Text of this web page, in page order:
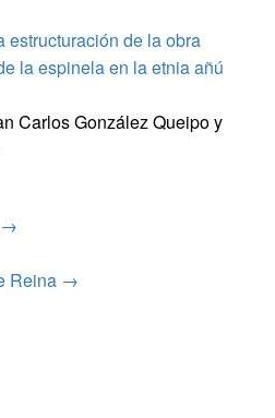
estructuración de la obra
la espinela en la etnia añú
Carlos González Queipo y
→
Reina →